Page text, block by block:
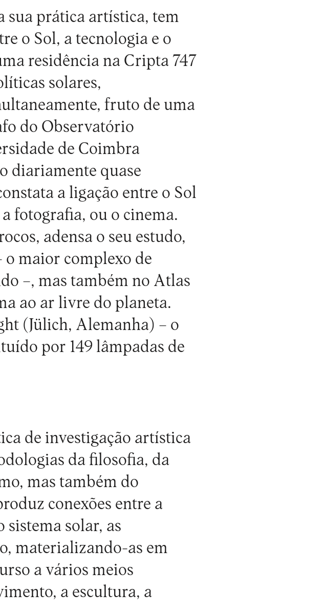
sua prática artística, tem
o Sol, a tecnologia e o
residência na Cripta 747
solares,
fruto de uma
do Observatório
de Coimbra
diariamente quase
a ligação entre o Sol
fotografia, ou o cinema.
adensa o seu estudo,
maior complexo de
–, mas também no Atlas
ao ar livre do planeta.
(Jülich, Alemanha) – o
por 149 lâmpadas de
de investigação artística
da filosofia, da
mas também do
conexões entre a
sistema solar, as
materializando-as em
a vários meios
a escultura, a